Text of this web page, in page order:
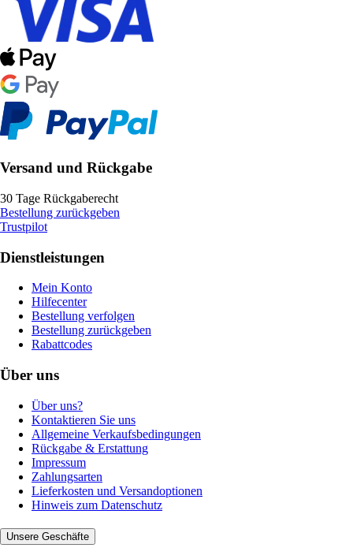
Versand und Rückgabe
30 Tage Rückgaberecht
Bestellung zurückgeben
Trustpilot
Dienstleistungen
Mein Konto
Hilfecenter
Bestellung verfolgen
Bestellung zurückgeben
Rabattcodes
Über uns
Über uns?
Kontaktieren Sie uns
Allgemeine Verkaufsbedingungen
Rückgabe & Erstattung
Impressum
Zahlungsarten
Lieferkosten und Versandoptionen
Hinweis zum Datenschutz
Unsere Geschäfte